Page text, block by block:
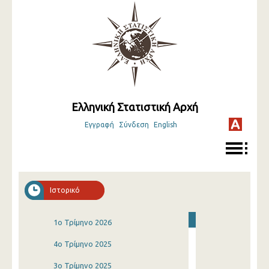
Ελληνική Στατιστική Αρχή
Εγγραφή Σύνδεση English
Ιστορικό
1o Τρίμηνο 2026
4o Τρίμηνο 2025
3o Τρίμηνο 2025